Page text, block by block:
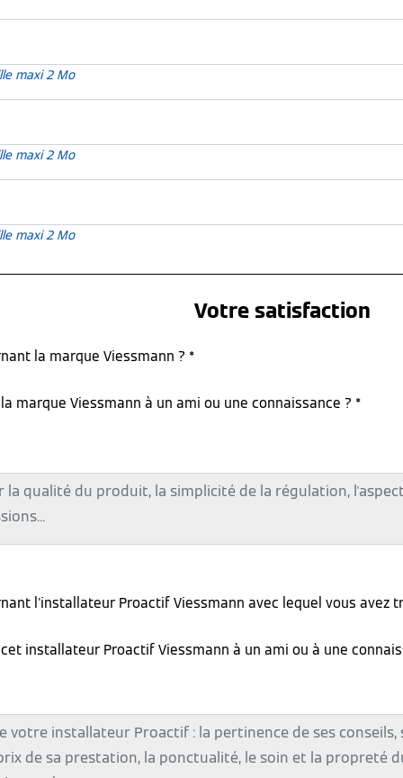
maxi 2 Mo
maxi 2 Mo
maxi 2 Mo
Votre satisfaction
la marque Viessmann ? *
marque Viessmann à un ami ou une connaissance ? *
l'installateur Proactif Viessmann avec lequel vous avez
installateur Proactif Viessmann à un ami ou à une